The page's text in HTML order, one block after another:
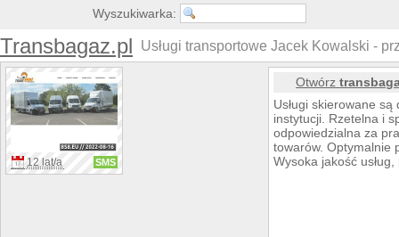
Wyszukiwarka:
Transbagaz.pl Usługi transportowe Jacek Kowalski -
12 lat/a SMS
Otwórz
Usługi skierowane
instytucji. Rzetelna i
odpowiedzialna za
towarów. Optymalnie
Wysoka jakość